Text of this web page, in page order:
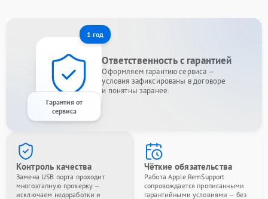
1 год
Гарантия от
сервиса
Ответственность с гарантией
Оформляем гарантию сервиса —
условия зафиксированы в договоре
и понятны заранее.
Контроль качества
Замена USB порта проходит
многоэтапную проверку —
исключаем недоработки и
Чёткие обязательства
Работа Apple RemSupport
сопровождается прописанными
гарантийными условиями — без